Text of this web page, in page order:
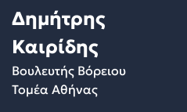
Δημήτρης
Καιρίδης
Βουλευτής Βόρειου
Τομέα Αθήνας